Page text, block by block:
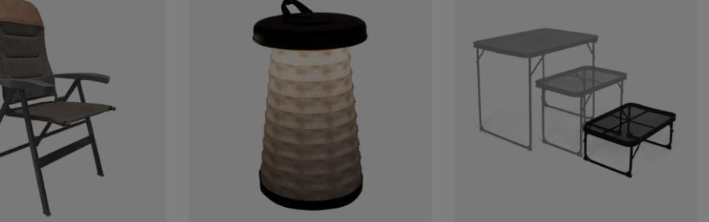
Namn Ö-A
Lägsta pris
Högsta pris
Varumärke
Publiceringsdatum